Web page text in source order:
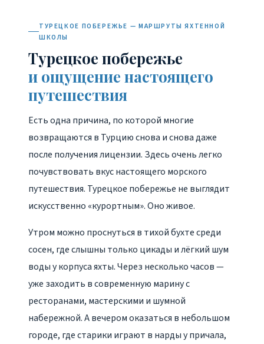
ТУРЕЦКОЕ ПОБЕРЕЖЬЕ — МАРШРУТЫ ЯХТЕННОЙ
ШКОЛЫ
Турецкое побережье
и ощущение настоящего
путешествия
Есть одна причина, по которой многие
возвращаются в Турцию снова и снова даже
после получения лицензии. Здесь очень легко
почувствовать вкус настоящего морского
путешествия. Турецкое побережье не выглядит
искусственно «курортным». Оно живое.
Утром можно проснуться в тихой бухте среди
сосен, где слышны только цикады и лёгкий шум
воды у корпуса яхты. Через несколько часов —
уже заходить в современную марину с
ресторанами, мастерскими и шумной
набережной. А вечером оказаться в небольшом
городе, где старики играют в нарды у причала,